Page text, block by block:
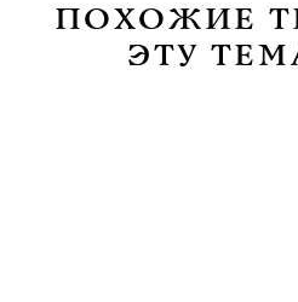
ПОХОЖИЕ
ЭТУ